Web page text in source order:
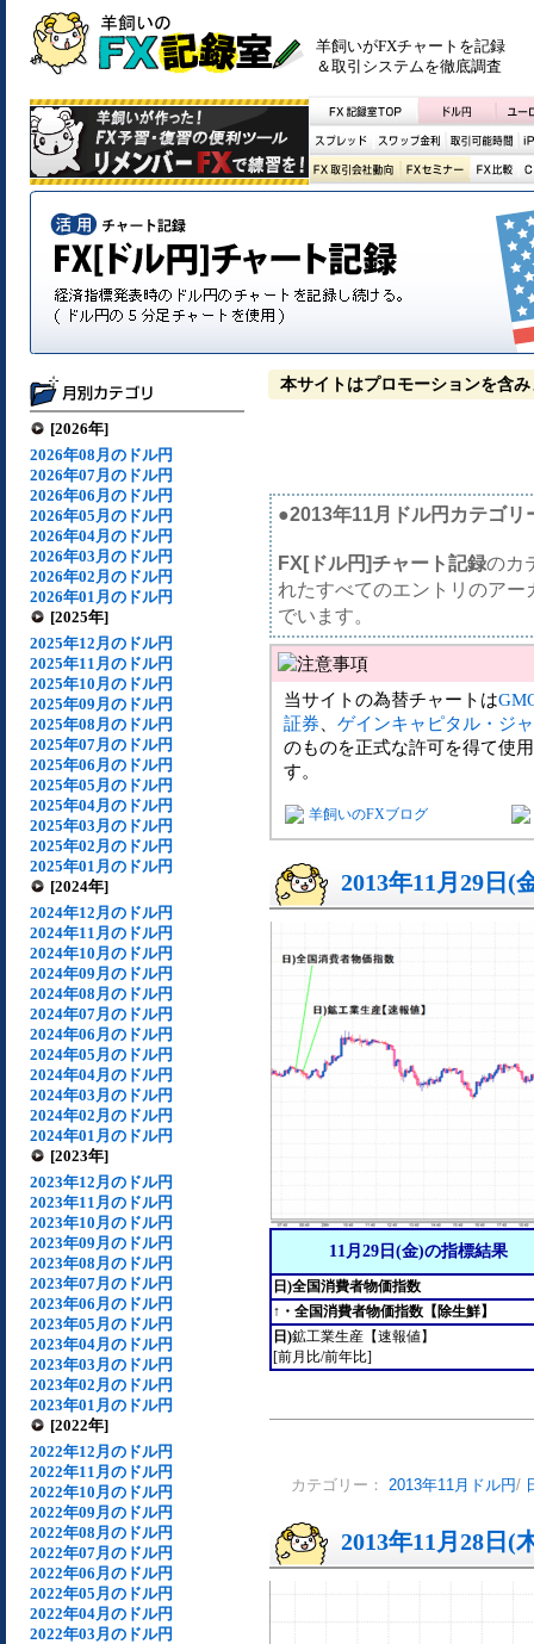
羊飼いがFXチャートを記録
＆取引システムを徹底調査
[2026年]
2026年08月のドル円
2026年07月のドル円
2026年06月のドル円
2026年05月のドル円
2026年04月のドル円
2026年03月のドル円
2026年02月のドル円
2026年01月のドル円
[2025年]
2025年12月のドル円
2025年11月のドル円
2025年10月のドル円
2025年09月のドル円
2025年08月のドル円
2025年07月のドル円
2025年06月のドル円
2025年05月のドル円
2025年04月のドル円
2025年03月のドル円
2025年02月のドル円
2025年01月のドル円
[2024年]
2024年12月のドル円
2024年11月のドル円
2024年10月のドル円
2024年09月のドル円
2024年08月のドル円
2024年07月のドル円
2024年06月のドル円
2024年05月のドル円
2024年04月のドル円
2024年03月のドル円
2024年02月のドル円
2024年01月のドル円
[2023年]
2023年12月のドル円
2023年11月のドル円
2023年10月のドル円
2023年09月のドル円
2023年08月のドル円
2023年07月のドル円
2023年06月のドル円
2023年05月のドル円
2023年04月のドル円
2023年03月のドル円
2023年02月のドル円
2023年01月のドル円
[2022年]
2022年12月のドル円
2022年11月のドル円
2022年10月のドル円
2022年09月のドル円
2022年08月のドル円
2022年07月のドル円
2022年06月のドル円
2022年05月のドル円
2022年04月のドル円
2022年03月のドル円
本サイトはプロモーションを含み
●2013年11月ドル円カテゴリ
FX[ドル円]チャート記録のカ
れたすべてのエントリのア
でいます。
当サイトの為替チャートは
証券
ゲインキャピタル・ジ
のものを正式な許可を得て使
す。
羊飼いのFXブログ
2013年11月29日(
11月29日(金)の指標結果
日)全国消費者物価指数
↑・全国消費者物価指数【除生鮮】
日)鉱工業生産【速報値】
[前月比/前年比]
カテゴリー： 2013年11月ドル円/
2013年11月28日(